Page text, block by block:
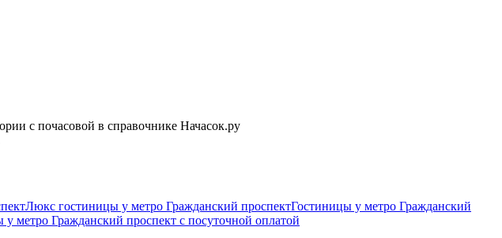
c почасовой в справочнике Начасок.ру
Люкс гостиницы у метро Гражданский проспектГостиницы у метро Гражданский
у метро Гражданский проспект c посуточной оплатой